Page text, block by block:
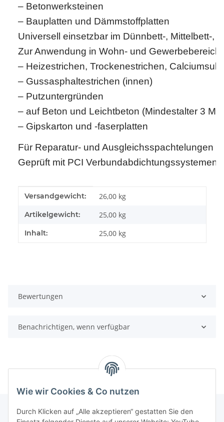
Wie wir Cookies & Co nutzen
Durch Klicken auf „Alle akzeptieren“ gestatten Sie den
– Betonwerksteinen
– Bauplatten und Dämmstoffplatten
Universell einsetzbar im Dünnbett-, Mittelbett-,
Zur Anwendung in Wohn- und
– Heizestrichen, Trockenestrichen,
– Gussasphaltestrichen (innen)
– Putzuntergründen
– auf Beton und Leichtbeton (Mindestalter 3
– Gipskarton und -faserplatten
Für Reparatur- und Ausgleichsspachtelungen
Geprüft mit PCI Verbundabdichtungssystemen.
Produkteigenschaft
Wert
Versandgewicht: 26,00 kg
Artikelgewicht: 25,00 kg
Inhalt: 25,00 kg
Bewertungen
Benachrichtigen, wenn verfügbar